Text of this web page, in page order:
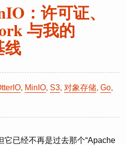
：许可证、
与我的
线
, MinIO, S3, 对象存储, Go,
它已经不再是过去那个“Apache